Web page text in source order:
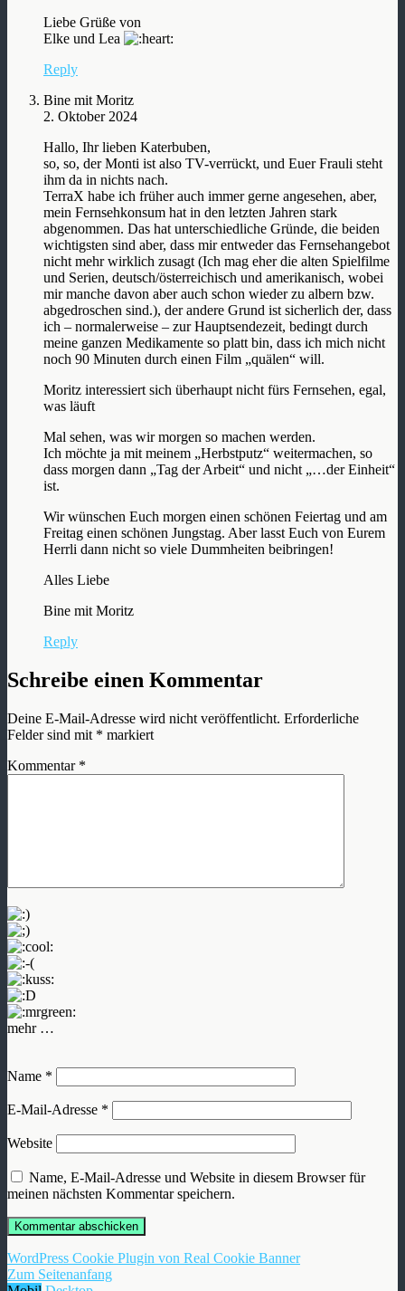
Liebe Grüße von
Elke und Lea
Reply
Bine mit Moritz
2. Oktober 2024
Hallo, Ihr lieben Katerbuben,
so, so, der Monti ist also TV-verrückt, und Euer Frauli steht
ihm da in nichts nach.
TerraX habe ich früher auch immer gerne angesehen, aber,
mein Fernsehkonsum hat in den letzten Jahren stark
abgenommen. Das hat unterschiedliche Gründe, die beiden
wichtigsten sind aber, dass mir entweder das Fernsehangebot
nicht mehr wirklich zusagt (Ich mag eher die alten Spielfilme
und Serien, deutsch/österreichisch und amerikanisch, wobei
mir manche davon aber auch schon wieder zu albern bzw.
abgedroschen sind.), der andere Grund ist sicherlich der, dass
ich – normalerweise – zur Hauptsendezeit, bedingt durch
meine ganzen Medikamente so platt bin, dass ich mich nicht
noch 90 Minuten durch einen Film „quälen“ will.
Moritz interessiert sich überhaupt nicht fürs Fernsehen, egal,
was läuft
Mal sehen, was wir morgen so machen werden.
Ich möchte ja mit meinem „Herbstputz“ weitermachen, so
dass morgen dann „Tag der Arbeit“ und nicht „…der Einheit“
ist.
Wir wünschen Euch morgen einen schönen Feiertag und am
Freitag einen schönen Jungstag. Aber lasst Euch von Eurem
Herrli dann nicht so viele Dummheiten beibringen!
Alles Liebe
Bine mit Moritz
Reply
Schreibe einen Kommentar
Deine E-Mail-Adresse wird nicht veröffentlicht. Erforderliche
Felder sind mit * markiert
Kommentar *
mehr …
Name *
E-Mail-Adresse *
Website
Name, E-Mail-Adresse und Website in diesem Browser für
meinen nächsten Kommentar speichern.
WordPress Cookie Plugin von Real Cookie Banner
Zum Seitenanfang